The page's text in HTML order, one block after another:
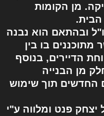
מן הקומות
הבית.
ובהתאם הוא נבנה
בו בין
הדיירים, בנוסף
מן הבנייה
החדשים תוך שימוש
יצחק פנט ומלווה ע"י